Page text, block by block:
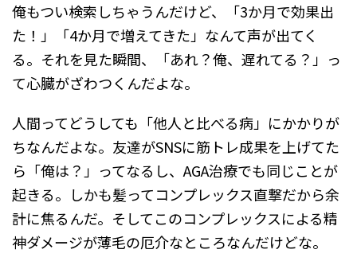
俺もつい検索しちゃうんだけど、「3か月で効果出
た！」「4か月で増えてきた」なんて声が出てく
る。それを見た瞬間、「あれ？俺、遅れてる？」っ
て心臓がざわつくんだよな。
人間ってどうしても「他人と比べる病」にかかりが
ちなんだよな。友達がSNSに筋トレ成果を上げてた
ら「俺は？」ってなるし、AGA治療でも同じことが
起きる。しかも髪ってコンプレックス直撃だから余
計に焦るんだ。そしてこのコンプレックスによる精
神ダメージが薄毛の厄介なところなんだけどな。